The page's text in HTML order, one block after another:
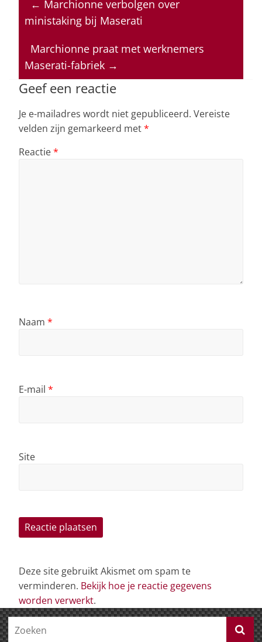
s
p
p
e
o
o
k
e
n
a
s
l
← Marchionne verbolgen over
ministaking bij Maserati
Marchionne praat met werknemers
Maserati-fabriek →
Geef een reactie
Je e-mailadres wordt niet gepubliceerd. Vereiste
velden zijn gemarkeerd met*
Reactie*
Naam *
E-mail *
Site
Deze site gebruikt Akismet om spam te
verminderen. Bekijk hoe je reactie gegevens
worden verwerkt.